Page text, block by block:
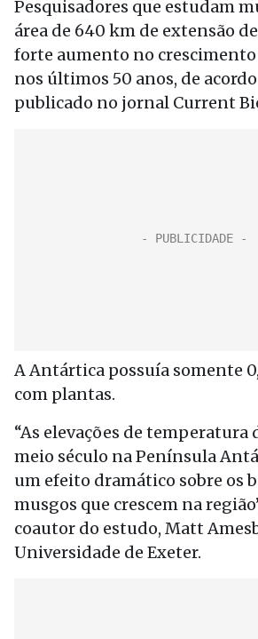
Pesquisadores que estudam
área de 640 km de extensão
forte aumento no crescimento
nos últimos 50 anos, de
publicado no jornal Current
A Antártica possuía somente
com plantas.
“As elevações de temperatura
meio século na Península
um efeito dramático sobre os
musgos que crescem na
coautor do estudo, Matt
Universidade de Exeter.